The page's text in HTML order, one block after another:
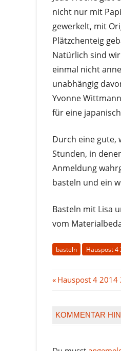
nicht nur mit
gewerkelt, mit
Plätzchenteig
Natürlich sind
einmal nicht
unabhängig
Yvonne
für eine
Durch eine gute,
Stunden, in
Anmeldung
basteln und ein
Basteln mit Lisa
vom
basteln Hauspost 4
Vorheriger
Hauspost 4 2014
KOMMENTAR